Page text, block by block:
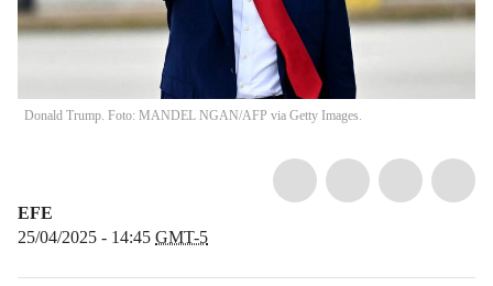
Donald Trump. Foto: MANDEL NGAN/AFP via Getty Images.
EFE
25/04/2025 - 14:45 GMT-5